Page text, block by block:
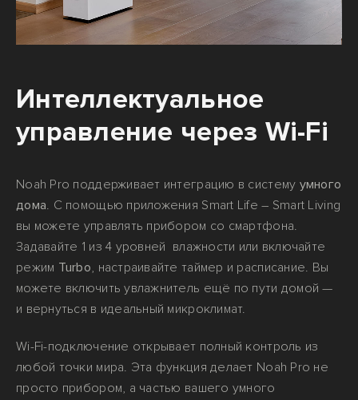
Интеллектуальное
управление через Wi-Fi
Noah Pro поддерживает интеграцию в систему умного
дома. С помощью приложения Smart Life – Smart Living
вы можете управлять прибором со смартфона.
Задавайте 1 из 4 уровней влажности или включайте
режим Turbo, настраивайте таймер и расписание. Вы
можете включить увлажнитель ещё по пути домой —
и вернуться в идеальный микроклимат.
Wi-Fi-подключение открывает полный контроль из
любой точки мира. Эта функция делает Noah Pro не
просто прибором, а частью вашего умного